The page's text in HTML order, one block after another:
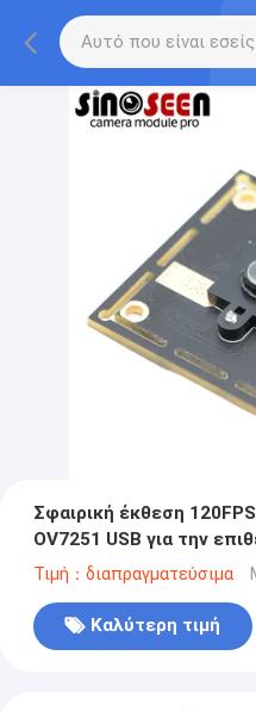
Σφαιρική έκθεση
OV7251 USB για την
Τιμή：διαπραγματεύσιμα
Καλύτερη τιμή